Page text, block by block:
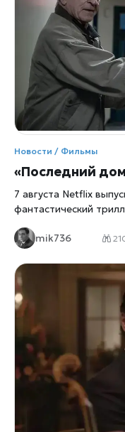
Новости / Фильмы
«Последний дом»:
7 августа Netflix
фантастический
роли исполнили
разбираться в
помощью
как ловушка Сюжет
четырёх человек
выбраться наружу
окна, любые щели —
маячит нечто,
остаётся загадкой, а
еды и воды. Дальше
учатся действовать
поодиночке,
mik736